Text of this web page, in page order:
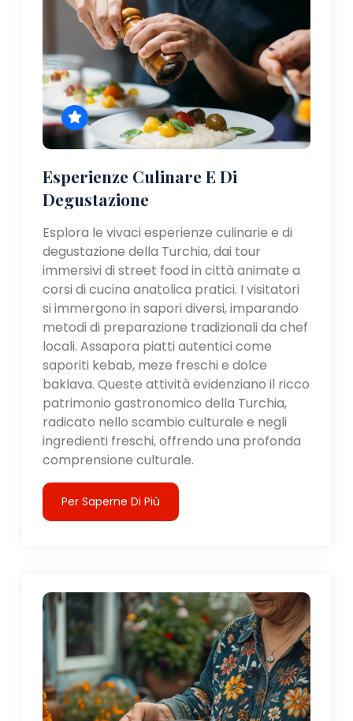
Esperienze Culinare E Di
Degustazione
Esplora le vivaci esperienze culinarie e di
degustazione della Turchia, dai tour
immersivi di street food in città animate a
corsi di cucina anatolica pratici. I visitatori
si immergono in sapori diversi, imparando
metodi di preparazione tradizionali da chef
locali. Assapora piatti autentici come
saporiti kebab, meze freschi e dolce
baklava. Queste attività evidenziano il ricco
patrimonio gastronomico della Turchia,
radicato nello scambio culturale e negli
ingredienti freschi, offrendo una profonda
comprensione culturale.
Per Saperne Di Più